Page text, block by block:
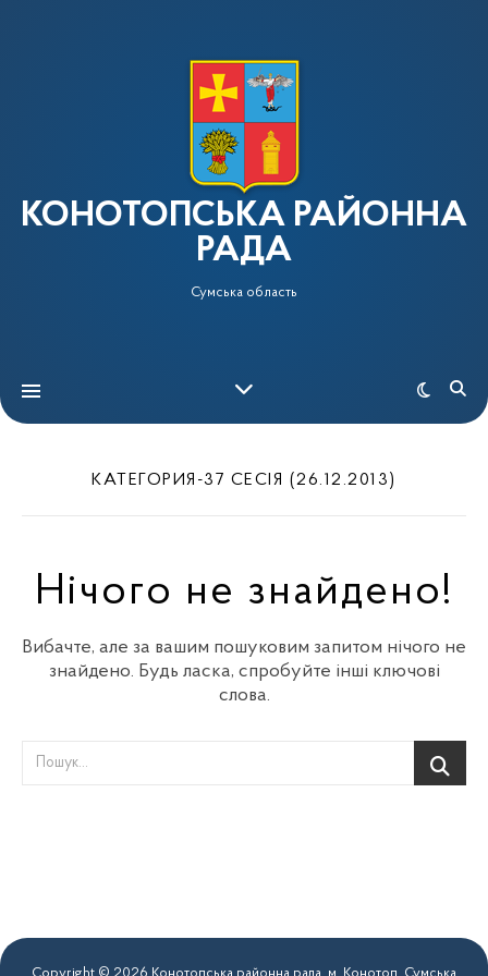
КОНОТОПСЬКА РАЙОННА
РАДА
Сумська область
КАТЕГОРИЯ-37 СЕСІЯ (26.12.2013)
Нічого не знайдено!
Вибачте, але за вашим пошуковим запитом нічого не
знайдено. Будь ласка, спробуйте інші ключові
слова.